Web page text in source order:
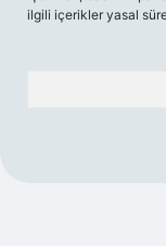
ilgili içerikler yasal